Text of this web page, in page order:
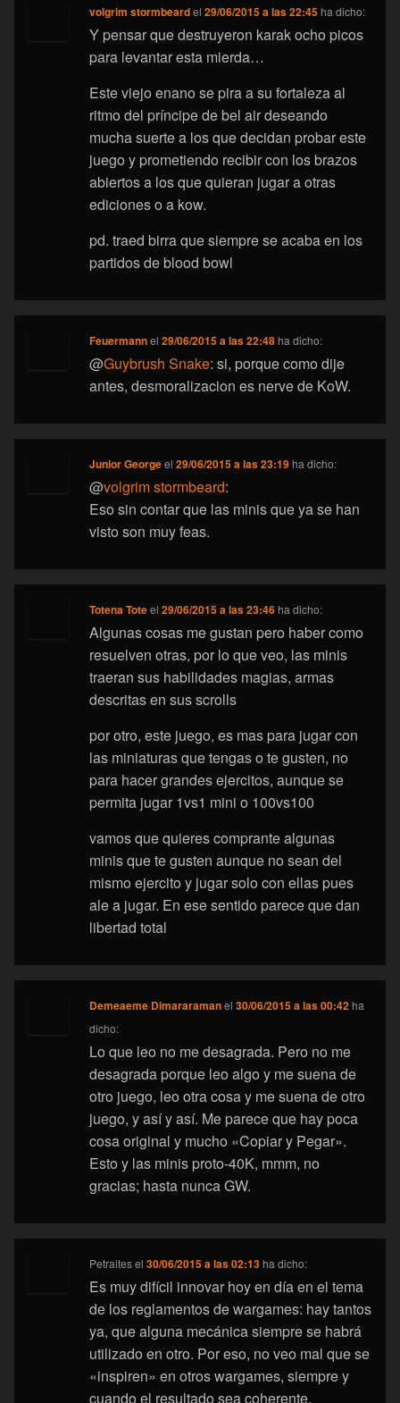
volgrim stormbeardel29/06/2015 a las 22:45 ha dicho:
Y pensar que destruyeron karak ocho picos
para levantar esta mierda…
Este viejo enano se pira a su fortaleza al
ritmo del príncipe de bel air deseando
mucha suerte a los que decidan probar este
juego y prometiendo recibir con los brazos
abiertos a los que quieran jugar a otras
ediciones o a kow.
pd. traed birra que siempre se acaba en los
partidos de blood bowl
Feuermannel29/06/2015 a las 22:48 ha dicho:
@Guybrush Snake: si, porque como dije
antes, desmoralizacion es nerve de KoW.
Junior Georgeel29/06/2015 a las 23:19 ha dicho:
@volgrim stormbeard:
Eso sin contar que las minis que ya se han
visto son muy feas.
Totena Toteel29/06/2015 a las 23:46 ha dicho:
Algunas cosas me gustan pero haber como
resuelven otras, por lo que veo, las minis
traeran sus habilidades magias, armas
descritas en sus scrolls
por otro, este juego, es mas para jugar con
las miniaturas que tengas o te gusten, no
para hacer grandes ejercitos, aunque se
permita jugar 1vs1 mini o 100vs100
vamos que quieres comprante algunas
minis que te gusten aunque no sean del
mismo ejercito y jugar solo con ellas pues
ale a jugar. En ese sentido parece que dan
libertad total
Demeaeme Dimararamanel30/06/2015 a las 00:42 ha
dicho:
Lo que leo no me desagrada. Pero no me
desagrada porque leo algo y me suena de
otro juego, leo otra cosa y me suena de otro
juego, y así y así. Me parece que hay poca
cosa original y mucho «Copiar y Pegar».
Esto y las minis proto-40K, mmm, no
gracias; hasta nunca GW.
Petraitesel30/06/2015 a las 02:13 ha dicho:
Es muy difícil innovar hoy en día en el tema
de los reglamentos de wargames: hay tantos
ya, que alguna mecánica siempre se habrá
utilizado en otro. Por eso, no veo mal que se
«inspiren» en otros wargames, siempre y
cuando el resultado sea coherente.